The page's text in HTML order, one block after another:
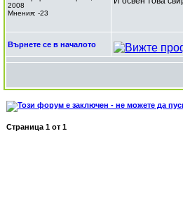
2008
Мнения: -23
Върнете се в началото
Страница 1 от 1